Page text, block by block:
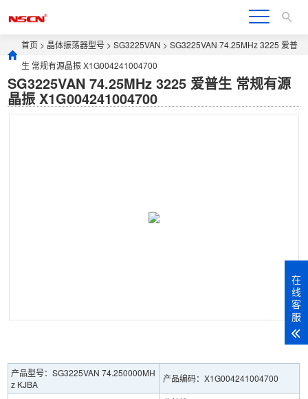
首页 > 晶体振荡器型号 >SG3225VAN > SG3225VAN 74.25MHz 3225 爱普
生 常规有源晶振 X1G004241004700
SG3225VAN 74.25MHz 3225 爱普生 常规有源
晶振 X1G004241004700
产品型号：SG3225VAN 74.250000MH
z KJBA
产品编码：X1G004241004700
在
线
客
服